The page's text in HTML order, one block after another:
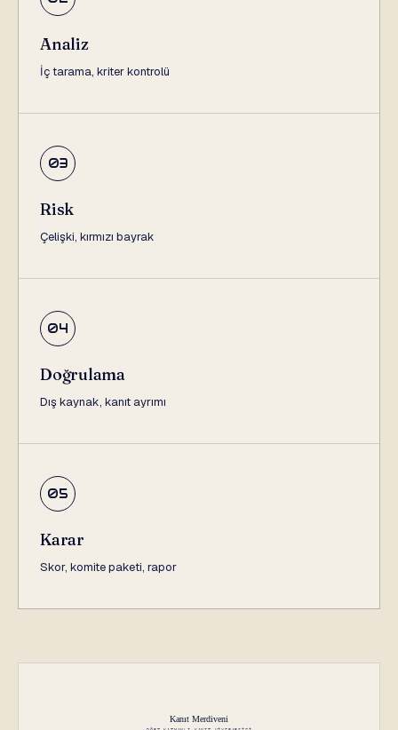
Analiz
İç tarama, kriter kontrolü
03
Risk
Çelişki, kırmızı bayrak
04
Doğrulama
Dış kaynak, kanıt ayrımı
05
Karar
Skor, komite paketi, rapor